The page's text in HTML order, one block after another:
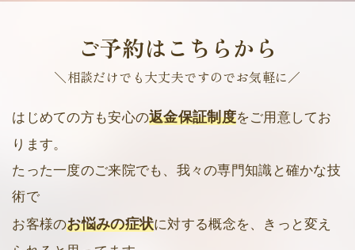
ご予約はこちらから
＼相談だけでも大丈夫ですのでお気軽に／
はじめての方も安心の返金保証制度をご用意してお
ります。
たった一度のご来院でも、我々の専門知識と確かな技
術で
お客様のお悩みの症状に対する概念を、きっと変え